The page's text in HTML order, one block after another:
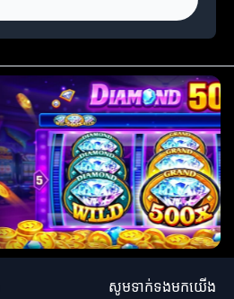
សូមទាក់ទងមកយើង